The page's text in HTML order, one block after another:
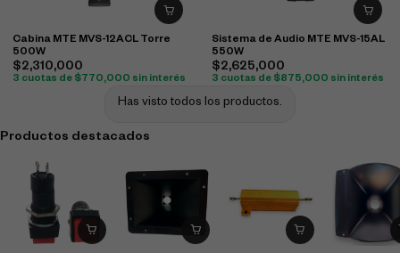
Cabina MTE MVS-12ACL Torre
500W
$2,310,000
3 cuotas de $ 770,000 sin interés
Sistema de Audio MTE MVS-15AL
550W
$2,625,000
3 cuotas de $875,000 sin interés
Has visto todos los productos.
Productos destacados